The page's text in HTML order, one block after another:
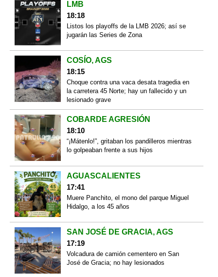
LMB
18:18
Listos los playoffs de la LMB 2026; así se
jugarán las Series de Zona
COSÍO, AGS
18:15
Choque contra una vaca desata tragedia en
la carretera 45 Norte; hay un fallecido y un
lesionado grave
COBARDE AGRESIÓN
18:10
“¡Mátenlo!”, gritaban los pandilleros mientras
lo golpeaban frente a sus hijos
AGUASCALIENTES
17:41
Muere Panchito, el mono del parque Miguel
Hidalgo, a los 45 años
SAN JOSÉ DE GRACIA, AGS
17:19
Volcadura de camión cementero en San
José de Gracia; no hay lesionados